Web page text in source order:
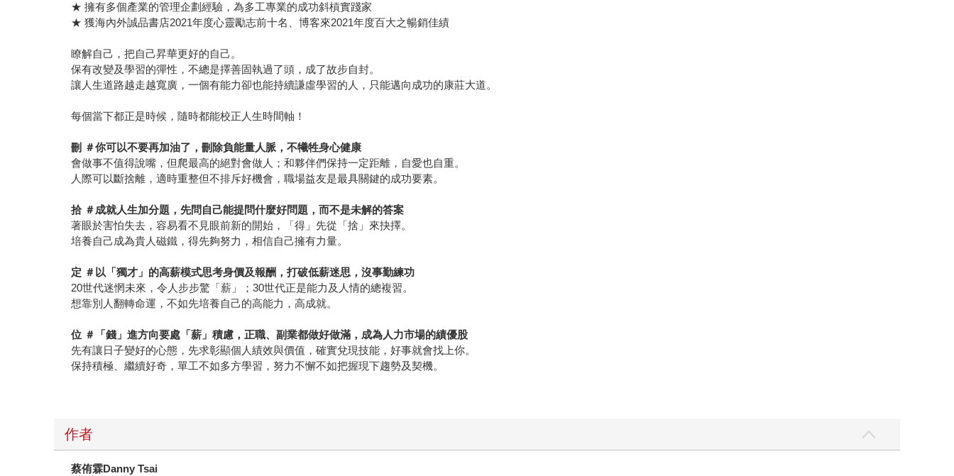
★ 擁有多個產業的管理企劃經驗，為多工專業的成功斜槓實踐家
★ 獲海內外誠品書店2021年度心靈勵志前十名、博客來2021年度百大之暢銷佳績
瞭解自己，把自己昇華更好的自己。
保有改變及學習的彈性，不總是擇善固執過了頭，成了故步自封。
讓人生道路越走越寬廣，一個有能力卻也能持續謙虛學習的人，只能邁向成功的康莊大道。
每個當下都正是時候，隨時都能校正人生時間軸！
刪 ＃你可以不要再加油了，刪除負能量人脈，不犧牲身心健康
會做事不值得說嘴，但爬最高的絕對會做人；和夥伴們保持一定距離，自愛也自重。
人際可以斷捨離，適時重整但不排斥好機會，職場益友是最具關鍵的成功要素。
拾 ＃成就人生加分題，先問自己能提問什麼好問題，而不是未解的答案
著眼於害怕失去，容易看不見眼前新的開始，「得」先從「捨」來抉擇。
培養自己成為貴人磁鐵，得先夠努力，相信自己擁有力量。
定 ＃以「獨才」的高薪模式思考身價及報酬，打破低薪迷思，沒事勤練功
20世代迷惘未來，令人步步驚「薪」；30世代正是能力及人情的總複習。
想靠別人翻轉命運，不如先培養自己的高能力，高成就。
位 ＃「錢」進方向要處「薪」積慮，正職、副業都做好做滿，成為人力市場的績優股
先有讓日子變好的心態，先求彰顯個人績效與價值，確實兌現技能，好事就會找上你。
保持積極、繼續好奇，單工不如多方學習，努力不懈不如把握現下趨勢及契機。
作者
蔡侑霖Danny Tsai